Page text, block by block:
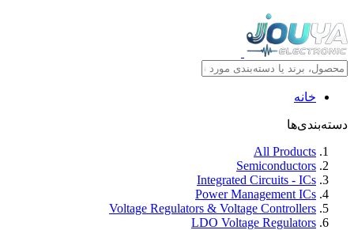
خانه
دسته‌بندی‌ها
All Products
Semiconductors
Integrated Circuits - ICs
Power Management ICs
Voltage Regulators & Voltage Controllers
LDO Voltage Regulators